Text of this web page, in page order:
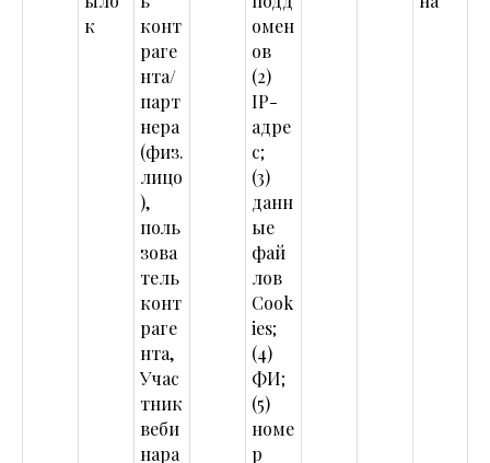
к
конт
раге
нта/
парт
нера
(физ.
лицо
),
поль
зова
тель
конт
раге
нта,
Учас
тник
веби
нара
омен
ов
(2)
IP-
адре
с;
(3)
данн
ые
фай
лов
Cook
ies;
(4)
ФИ;
(5)
номе
р